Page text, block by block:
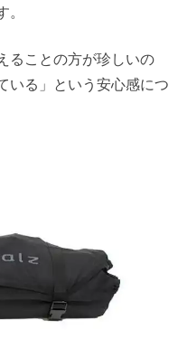
ることの方が珍しいの
いる」という安心感につ